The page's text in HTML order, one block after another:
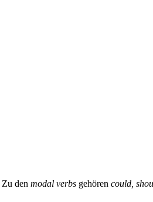
den modal verbs gehören could,